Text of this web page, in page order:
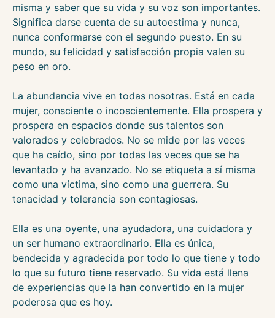
misma y saber que su vida y su voz son importantes.
Significa darse cuenta de su autoestima y nunca,
nunca conformarse con el segundo puesto. En su
mundo, su felicidad y satisfacción propia valen su
peso en oro.
La abundancia vive en todas nosotras. Está en cada
mujer, consciente o incoscientemente. Ella prospera y
prospera en espacios donde sus talentos son
valorados y celebrados. No se mide por las veces
que ha caído, sino por todas las veces que se ha
levantado y ha avanzado. No se etiqueta a sí misma
como una víctima, sino como una guerrera. Su
tenacidad y tolerancia son contagiosas.
Ella es una oyente, una ayudadora, una cuidadora y
un ser humano extraordinario. Ella es única,
bendecida y agradecida por todo lo que tiene y todo
lo que su futuro tiene reservado. Su vida está llena
de experiencias que la han convertido en la mujer
poderosa que es hoy.